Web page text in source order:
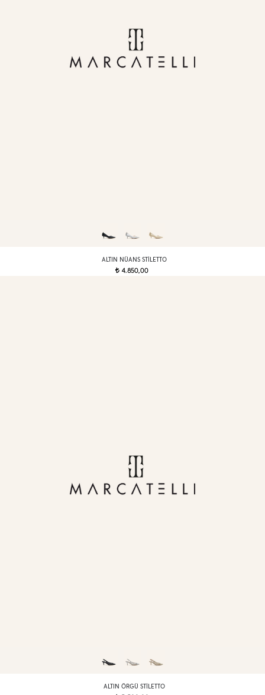
ALTIN NÜANS STILETTO
t 4.850,00
ALTIN ÖRGÜ STILETTO